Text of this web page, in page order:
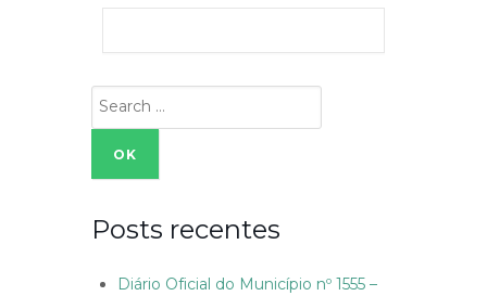
Search
for:
Posts recentes
Diário Oficial do Município nº 1555 –